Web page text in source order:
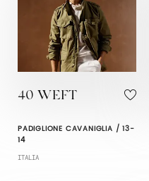
40 WEFT
PADIGLIONE CAVANIGLIA / 13-
14
ITALIA